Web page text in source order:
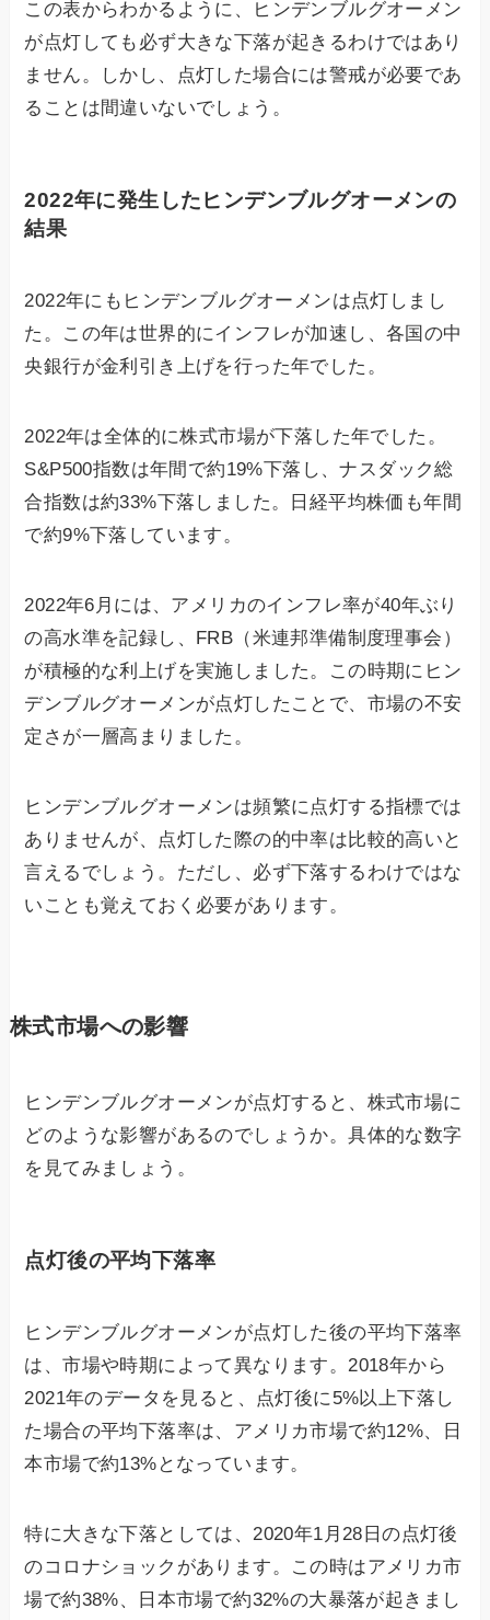
この表からわかるように、ヒンデンブルグオーメン
が点灯しても必ず大きな下落が起きるわけではあり
ません。しかし、点灯した場合には警戒が必要であ
ることは間違いないでしょう。
2022年に発生したヒンデンブルグオーメンの
結果
2022年にもヒンデンブルグオーメンは点灯しまし
た。この年は世界的にインフレが加速し、各国の中
央銀行が金利引き上げを行った年でした。
2022年は全体的に株式市場が下落した年でした。
S&P500指数は年間で約19%下落し、ナスダック総
合指数は約33%下落しました。日経平均株価も年間
で約9%下落しています。
2022年6月には、アメリカのインフレ率が40年ぶり
の高水準を記録し、FRB（米連邦準備制度理事会）
が積極的な利上げを実施しました。この時期にヒン
デンブルグオーメンが点灯したことで、市場の不安
定さが一層高まりました。
ヒンデンブルグオーメンは頻繁に点灯する指標では
ありませんが、点灯した際の的中率は比較的高いと
言えるでしょう。ただし、必ず下落するわけではな
いことも覚えておく必要があります。
株式市場への影響
ヒンデンブルグオーメンが点灯すると、株式市場に
どのような影響があるのでしょうか。具体的な数字
を見てみましょう。
点灯後の平均下落率
ヒンデンブルグオーメンが点灯した後の平均下落率
は、市場や時期によって異なります。2018年から
2021年のデータを見ると、点灯後に5%以上下落し
た場合の平均下落率は、アメリカ市場で約12%、日
本市場で約13%となっています。
特に大きな下落としては、2020年1月28日の点灯後
のコロナショックがあります。この時はアメリカ市
場で約38%、日本市場で約32%の大暴落が起きまし